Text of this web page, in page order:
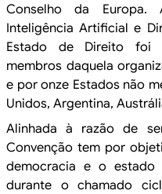
Conselho da Europa.
Inteligência Artificial e
Estado deDireito foi
membros daquela
e por onze Estados não
Unidos, Argentina,
Alinhada à razão de
Convenção tem por
democracia e o estado
durante o chamado